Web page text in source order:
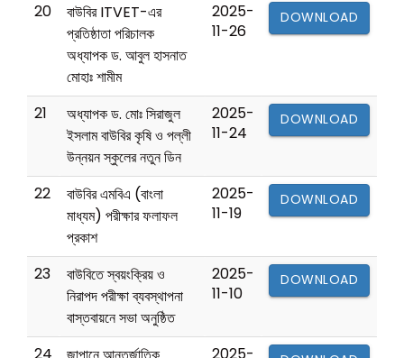
20
বাউবির ITVET-এর
প্রতিষ্ঠাতা পরিচালক
অধ্যাপক ড. আবুল হাসনাত
মোহাঃ শামীম
2025-
11-26
DOWNLOAD
21
অধ্যাপক ড. মোঃ সিরাজুল
ইসলাম বাউবির কৃষি ও পল্লী
উন্নয়ন স্কুলের নতুন ডিন
2025-
11-24
DOWNLOAD
22
বাউবির এমবিএ (বাংলা
মাধ্যম) পরীক্ষার ফলাফল
প্রকাশ
2025-
11-19
DOWNLOAD
23
বাউবিতে স্বয়ংক্রিয় ও
নিরাপদ পরীক্ষা ব্যবস্থাপনা
বাস্তবায়নে সভা অনুষ্ঠিত
2025-
11-10
DOWNLOAD